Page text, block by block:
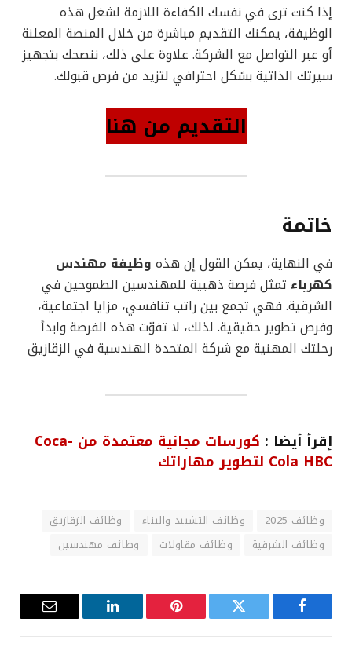
إذا كنت ترى في نفسك الكفاءة اللازمة لشغل هذه
الوظيفة، يمكنك التقديم مباشرة من خلال المنصة المعلنة
أو عبر التواصل مع الشركة. علاوة على ذلك، ننصحك بتجهيز
سيرتك الذاتية بشكل احترافي لتزيد من فرص قبولك.
التقديم من هنا
خاتمة
في النهاية، يمكن القول إن هذه وظيفة مهندس
كهرباء تمثل فرصة ذهبية للمهندسين الطموحين في
الشرقية. فهي تجمع بين راتب تنافسي، مزايا اجتماعية،
وفرص تطوير حقيقية. لذلك، لا تفوّت هذه الفرصة وابدأ
رحلتك المهنية مع شركة المتحدة الهندسية في الزقازيق
إقرأ أيضا : كورسات مجانية معتمدة من Coca-
Cola HBC لتطوير مهاراتك
وظائف 2025 وظائف التشييد والبناء
وظائف الزقازيق
وظائف الشرقية
وظائف مقاولات وظائف مهندسين
فيسبوك تويتر بينتيريست لينكدإن
البريد